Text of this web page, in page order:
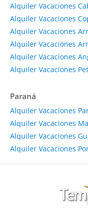
Alquiler Vacaciones
Alquiler Vacaciones
Alquiler Vacaciones
Alquiler Vacaciones
Alquiler Vacaciones
Alquiler Vacaciones
Paraná
Alquiler Vacaciones
Alquiler Vacaciones
Alquiler Vacaciones
Alquiler Vacaciones